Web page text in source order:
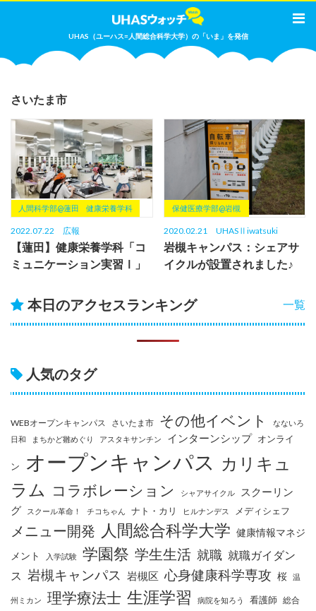
UHAS（ユーハス=人間総合科学大学）の「いま」を発信
さいたま市
人間科学部@蓮田 健康栄養学科
2022.07.22 広報
【蓮田】健康栄養学科「コ
ミュニケーション実習Ⅰ」
保健医療学部@岩槻
2020.02.21 UHASⅡiwatsuki
岩槻キャンパス：シェアサ
イクルが設置されました♪
一覧
本日のアクセスランキング
人気のタグ
WEBオープンキャンパス さいたま市 その他イベント
なないろ
日和
まちかど雛めぐり アスタキサンチン インターンシップ オンライ
ン オープンキャンパス カリキュ
ラム コラボレーション シャアサイクル
スクーリン
グ
スクール革命！ チコちゃん ナト・カリ ヒルナンデス メディシェフ
メニュー開発 人間総合科学大学 健康情報マネジ
メント
入学試験 学園祭 学生生活 就職 就職ガイダン
ス 岩槻キャンパス 岩槻区 心身健康科学専攻 桜 温
州ミカン 理学療法士 生涯学習 病院を知ろう 看護師 総合